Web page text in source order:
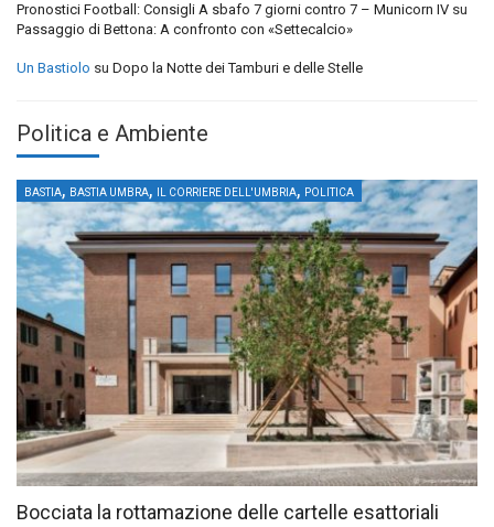
Pronostici Football: Consigli A sbafo 7 giorni contro 7 – Municorn IV su
Passaggio di Bettona: A confronto con «Settecalcio»
Un Bastiolo su Dopo la Notte dei Tamburi e delle Stelle
Politica e Ambiente
BASTIA, BASTIA UMBRA, IL CORRIERE DELL'UMBRIA, POLITICA
Bocciata la rottamazione delle cartelle esattoriali